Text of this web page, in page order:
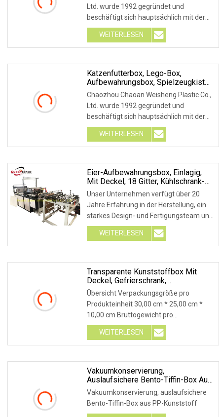
Ltd. wurde 1992 gegründet und
beschäftigt sich hauptsächlich mit der
Entwicklung
WEITERLESEN
Katzenfutterbox, Lego-Box,
Aufbewahrungsbox, Spielzeugkiste
Aus PP-Kunststoff
Chaozhou Chaoan Weisheng Plastic Co.,
Ltd. wurde 1992 gegründet und
beschäftigt sich hauptsächlich mit der
Entwicklung
WEITERLESEN
Eier-Aufbewahrungsbox, Einlagig,
Mit Deckel, 18 Gitter, Kühlschrank-
Konservierungsbox, Kunststoff-
Eierablage, Verdickte Enten-Ei-Box
Unser Unternehmen verfügt über 20
Jahre Erfahrung in der Herstellung, ein
starkes Design- und Fertigungsteam und
ein pe
WEITERLESEN
Transparente Kunststoffbox Mit
Deckel, Gefrierschrank,
Lebensmittelaufbewahrung,
Verbundkonservierung,
Containerwyz21015
Übersicht Verpackungsgröße pro
Produkteinheit 30,00 cm * 25,00 cm *
10,00 cm Bruttogewicht pro
Produkteinheit 0,500 kg P
WEITERLESEN
Vakuumkonservierung,
Auslaufsichere Bento-Tiffin-Box Aus
PP-Kunststoff
Vakuumkonservierung, auslaufsichere
Bento-Tiffin-Box aus PP-Kunststoff